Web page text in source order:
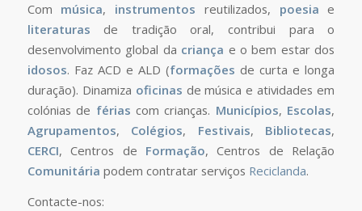
Com música, instrumentos reutilizados, poesia e
literaturas de tradição oral, contribui para o
desenvolvimento global da criança e o bem estar dos
idosos. Faz ACD e ALD (formações de curta e longa
duração). Dinamiza oficinas de música e atividades em
colónias de férias com crianças. Municípios, Escolas,
Agrupamentos, Colégios, Festivais, Bibliotecas,
CERCI, Centros de Formação, Centros de Relação
Comunitária podem contratar serviços Reciclanda.
Contacte-nos: